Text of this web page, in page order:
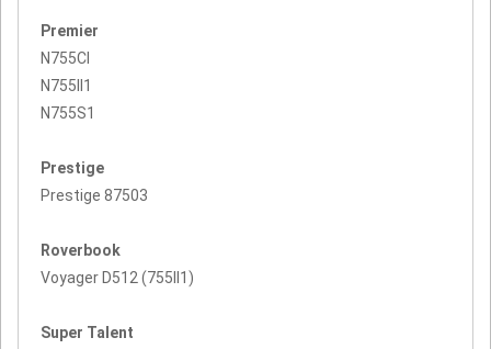
Premier
N755CI
N755II1
N755S1
Prestige
Prestige 87503
Roverbook
Voyager D512 (755II1)
Super Talent